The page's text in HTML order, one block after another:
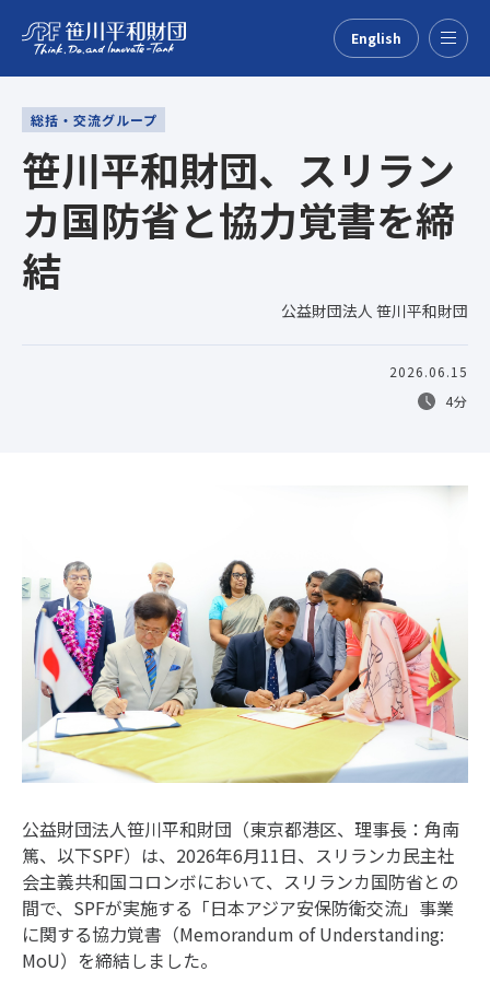
English
総括・交流グループ
笹川平和財団、スリラン
カ国防省と協力覚書を締
結
公益財団法人 笹川平和財団
2026.06.15
4分
公益財団法人笹川平和財団（東京都港区、理事長：角南
篤、以下SPF）は、2026年6月11日、スリランカ民主社
会主義共和国コロンボにおいて、スリランカ国防省との
間で、SPFが実施する「日本アジア安保防衛交流」事業
に関する協力覚書（Memorandum of Understanding:
MoU）を締結しました。